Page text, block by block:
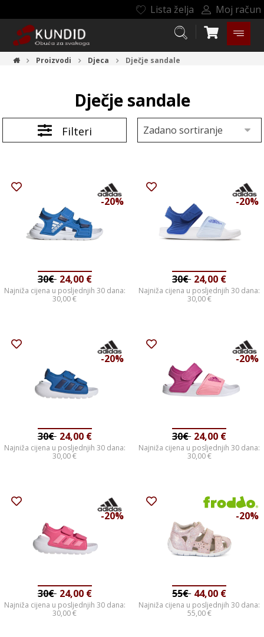
Lista želja Moj račun
Proizvodi Djeca Dječje sandale
Dječje sandale
Filteri
-20%
30€ 24,00 €
Najniža cijena u posljednjih 30 dana:
30,00€
-20%
30€ 24,00 €
Najniža cijena u posljednjih 30 dana:
30,00€
-20%
30€ 24,00 €
Najniža cijena u posljednjih 30 dana:
30,00€
-20%
30€ 24,00 €
Najniža cijena u posljednjih 30 dana:
30,00€
-20%
30€ 24,00 €
Najniža cijena u posljednjih 30 dana:
30,00€
-20%
55€ 44,00 €
Najniža cijena u posljednjih 30 dana:
55,00€